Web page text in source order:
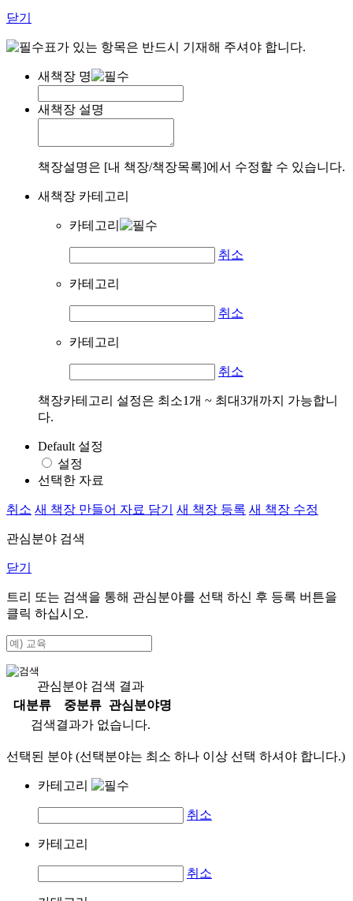
닫기
표가 있는 항목은 반드시 기재해 주셔야 합니다.
새책장 명
새책장 설명
책장설명은 [내 책장/책장목록]에서 수정할 수 있습니다.
새책장 카테고리
카테고리
취소
카테고리
취소
카테고리
취소
책장카테고리 설정은 최소1개 ~ 최대3개까지 가능합니
다.
Default 설정
설정
선택한 자료
취소 새 책장 만들어 자료 담기 새 책장 등록 새 책장 수정
관심분야 검색
닫기
트리 또는 검색을 통해 관심분야를 선택 하신 후 등록 버튼을
클릭 하십시오.
관심분야 검색 결과
대분류
중분류
관심분야명
검색결과가 없습니다.
선택된 분야 (선택분야는 최소 하나 이상 선택 하셔야 합니다.)
카테고리
취소
카테고리
취소